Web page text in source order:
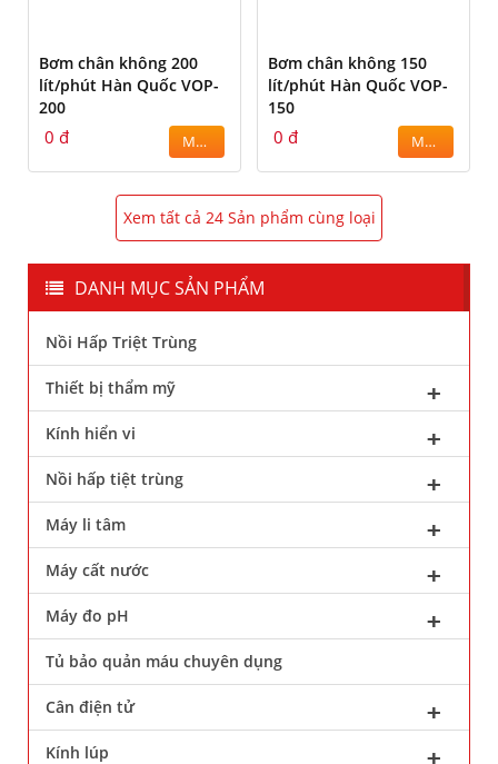
Bơm chân không 200
lít/phút Hàn Quốc VOP-
200
0 đ MUA
Bơm chân không 150
lít/phút Hàn Quốc VOP-
150
0 đ MUA
Xem tất cả 24 Sản phẩm cùng loại
DANH MỤC SẢN PHẨM
Nồi Hấp Triệt Trùng
Thiết bị thẩm mỹ
Kính hiển vi
Nồi hấp tiệt trùng
Máy li tâm
Máy cất nước
Máy đo pH
Tủ bảo quản máu chuyên dụng
Cân điện tử
Kính lúp